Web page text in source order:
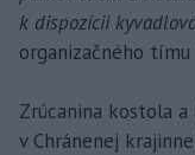
k dispozícii
organizačného
Zrúcanina kostola a
v Chránenej